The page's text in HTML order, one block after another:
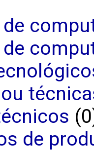
de
de